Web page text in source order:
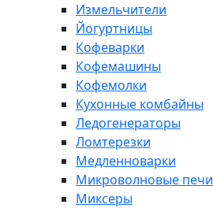
Измельчители
Йогуртницы
Кофеварки
Кофемашины
Кофемолки
Кухонные комбайны
Ледогенераторы
Ломтерезки
Медленноварки
Микроволновые печи
Миксеры